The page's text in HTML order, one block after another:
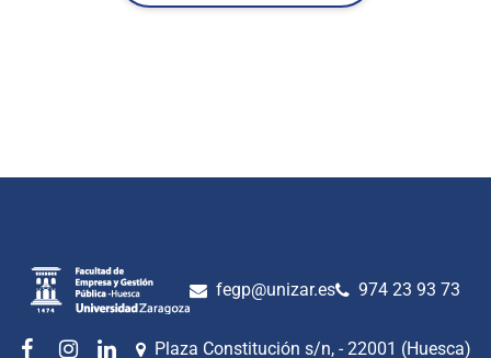
fegp@unizar.es 974 23 93 73
Plaza Constitución s/n, - 22001 (Huesca)